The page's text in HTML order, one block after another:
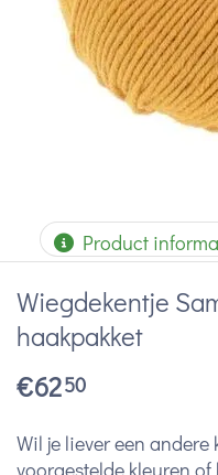
Product
Wiegdekentje
haakpakket
€6250
Wil je liever een
voorgestelde kleuren of